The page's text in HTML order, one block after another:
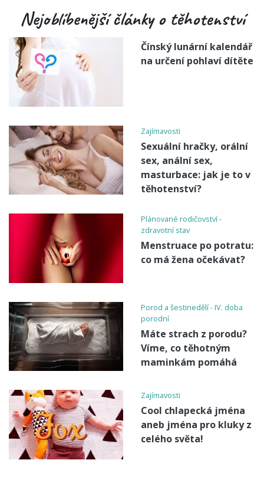
Nejoblíbenější články o těhotenství
Čínský lunární kalendář
na určení pohlaví dítěte
Zajímavosti
Sexuální hračky, orální
sex, anální sex,
masturbace: jak je to v
těhotenství?
Plánované rodičovství -
zdravotní stav
Menstruace po potratu:
co má žena očekávat?
Porod a šestinedělí - IV. doba
porodní
Máte strach z porodu?
Víme, co těhotným
maminkám pomáhá
Zajímavosti
Cool chlapecká jména
aneb jména pro kluky z
celého světa!